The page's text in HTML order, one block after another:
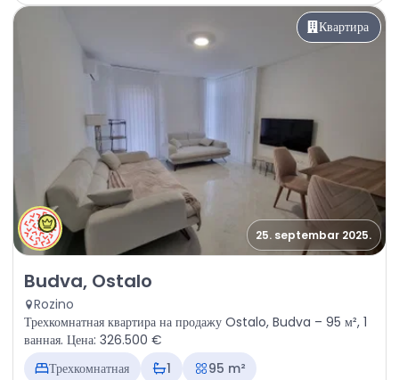
Квартира
25. septembar 2025.
Продажа - Квартира Budva, Ostalo
Budva, Ostalo
Rozino
Трехкомнатная квартира на продажу Ostalo, Budva – 95 м², 1
ванная. Цена: 326.500 €
Трехкомнатная
1 95 m²